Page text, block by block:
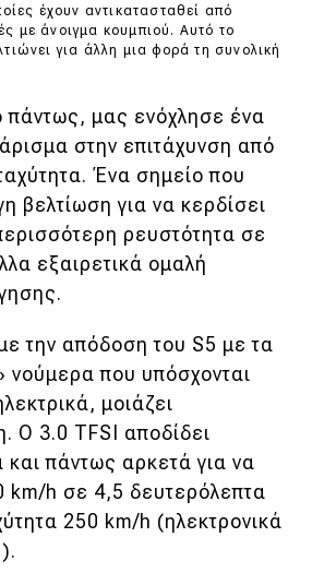
έχουν αντικατασταθεί από
με άνοιγμα κουμπιού. Αυτό το
για άλλη μια φορά τη συνολική
πάντως, μας ενόχλησε ένα
στην επιτάχυνση από
Ένα σημείο που
βελτίωση για να κερδίσει
ρευστότητα σε
εξαιρετικά ομαλή
την απόδοση του S5 με τα
νούμερα που υπόσχονται
μοιάζει
Ο 3.0 TFSI αποδίδει
και πάντως αρκετά για να
km/h σε 4,5 δευτερόλεπτα
250 km/h (ηλεκτρονικά